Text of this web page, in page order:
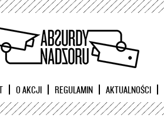
O AKCJI REGULAMIN AKTUALNOŚCI